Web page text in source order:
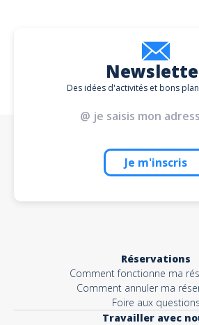
Des idées d'activités et bons
Je m'inscris
Réservations
Comment fonctionne ma
Comment annuler ma
Foire aux questions
Travailler avec